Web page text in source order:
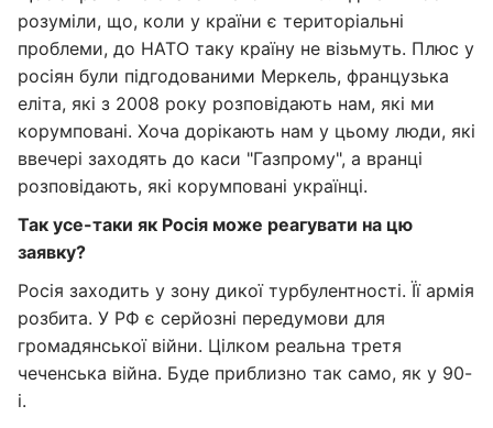
розуміли, що, коли у країни є територіальні
проблеми, до НАТО таку країну не візьмуть. Плюс у
росіян були підгодованими Меркель, французька
еліта, які з 2008 року розповідають нам, які ми
корумповані. Хоча дорікають нам у цьому люди, які
ввечері заходять до каси "Газпрому", а вранці
розповідають, які корумповані українці.
Так усе-таки як Росія може реагувати на цю
заявку?
Росія заходить у зону дикої турбулентності. Її армія
розбита. У РФ є серйозні передумови для
громадянської війни. Цілком реальна третя
чеченська війна. Буде приблизно так само, як у 90-
і.